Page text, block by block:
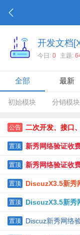
开发文档
今日: 0 主题:
全部 最新
初始模块 分销模块
公告 二次开发、接口
置顶 新秀网络验证收
置顶 新秀网络验证收
置顶 DiscuzX3.5新秀
置顶 DiscuzX3.5新秀
置顶 Discuz新秀网络